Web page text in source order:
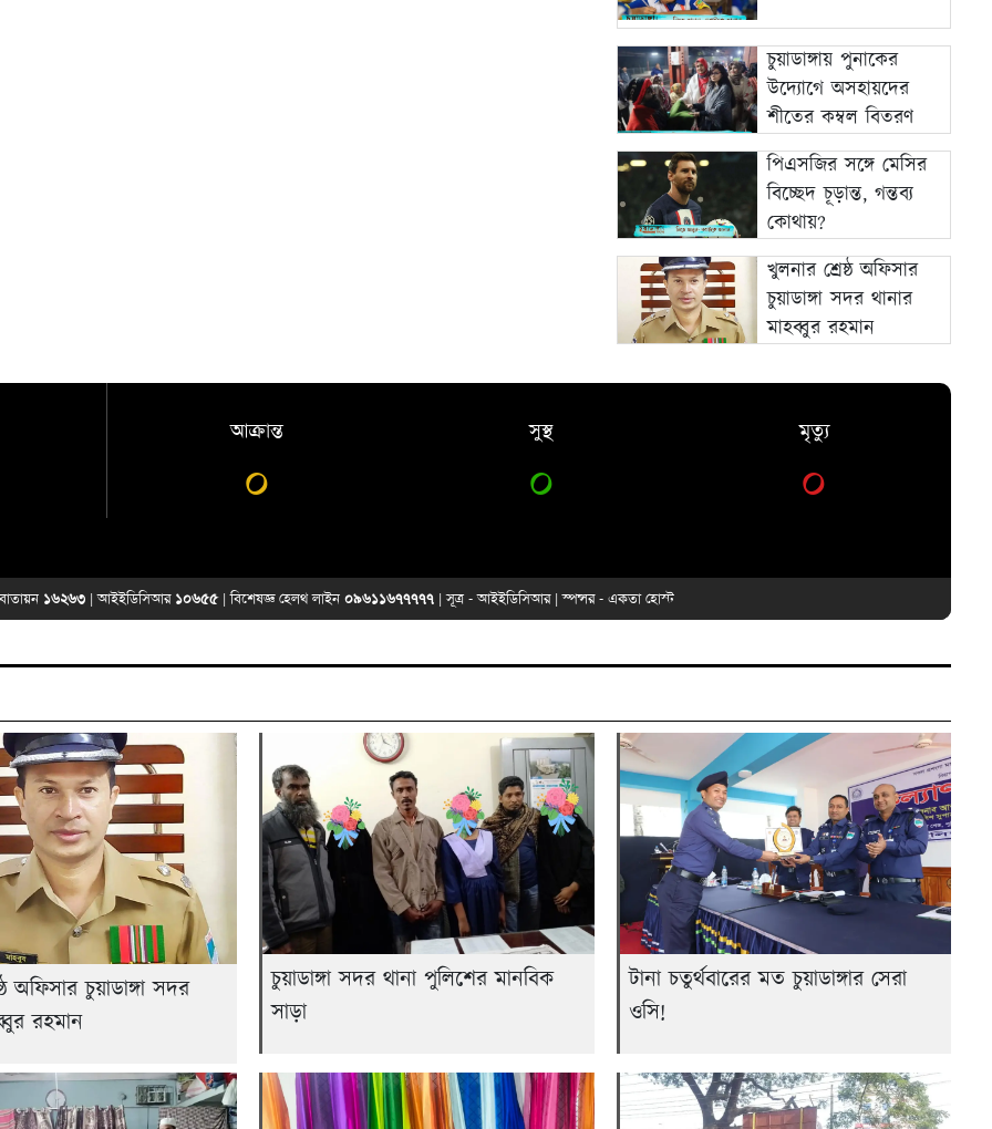
চুয়াডাঙ্গায় পুনাকের
উদ্যোগে অসহায়দের
শীতের কম্বল বিতরণ
পিএসজির সঙ্গে মেসির
বিচ্ছেদ চূড়ান্ত, গন্তব্য
কোথায়?
খুলনার শ্রেষ্ঠ অফিসার
চুয়াডাঙ্গা সদর থানার
মাহব্বুর রহমান
আক্রান্ত
০
সুস্থ
০
মৃত্যু
০
১৬২৬৩| আইইডিসিআর ১০৬৫৫| বিশেষজ্ঞ হেলথ লাইন ০৯৬১১৬৭৭৭৭৭| সূত্র -আইইডিসিআর| স্পন্সর - একতা হোস্ট
অফিসার চুয়াডাঙ্গা সদর
রহমান
চুয়াডাঙ্গা সদর থানা পুলিশের মানবিক
সাড়া
টানা চতুর্থবারের মত চুয়াডাঙ্গার সেরা
ওসি!